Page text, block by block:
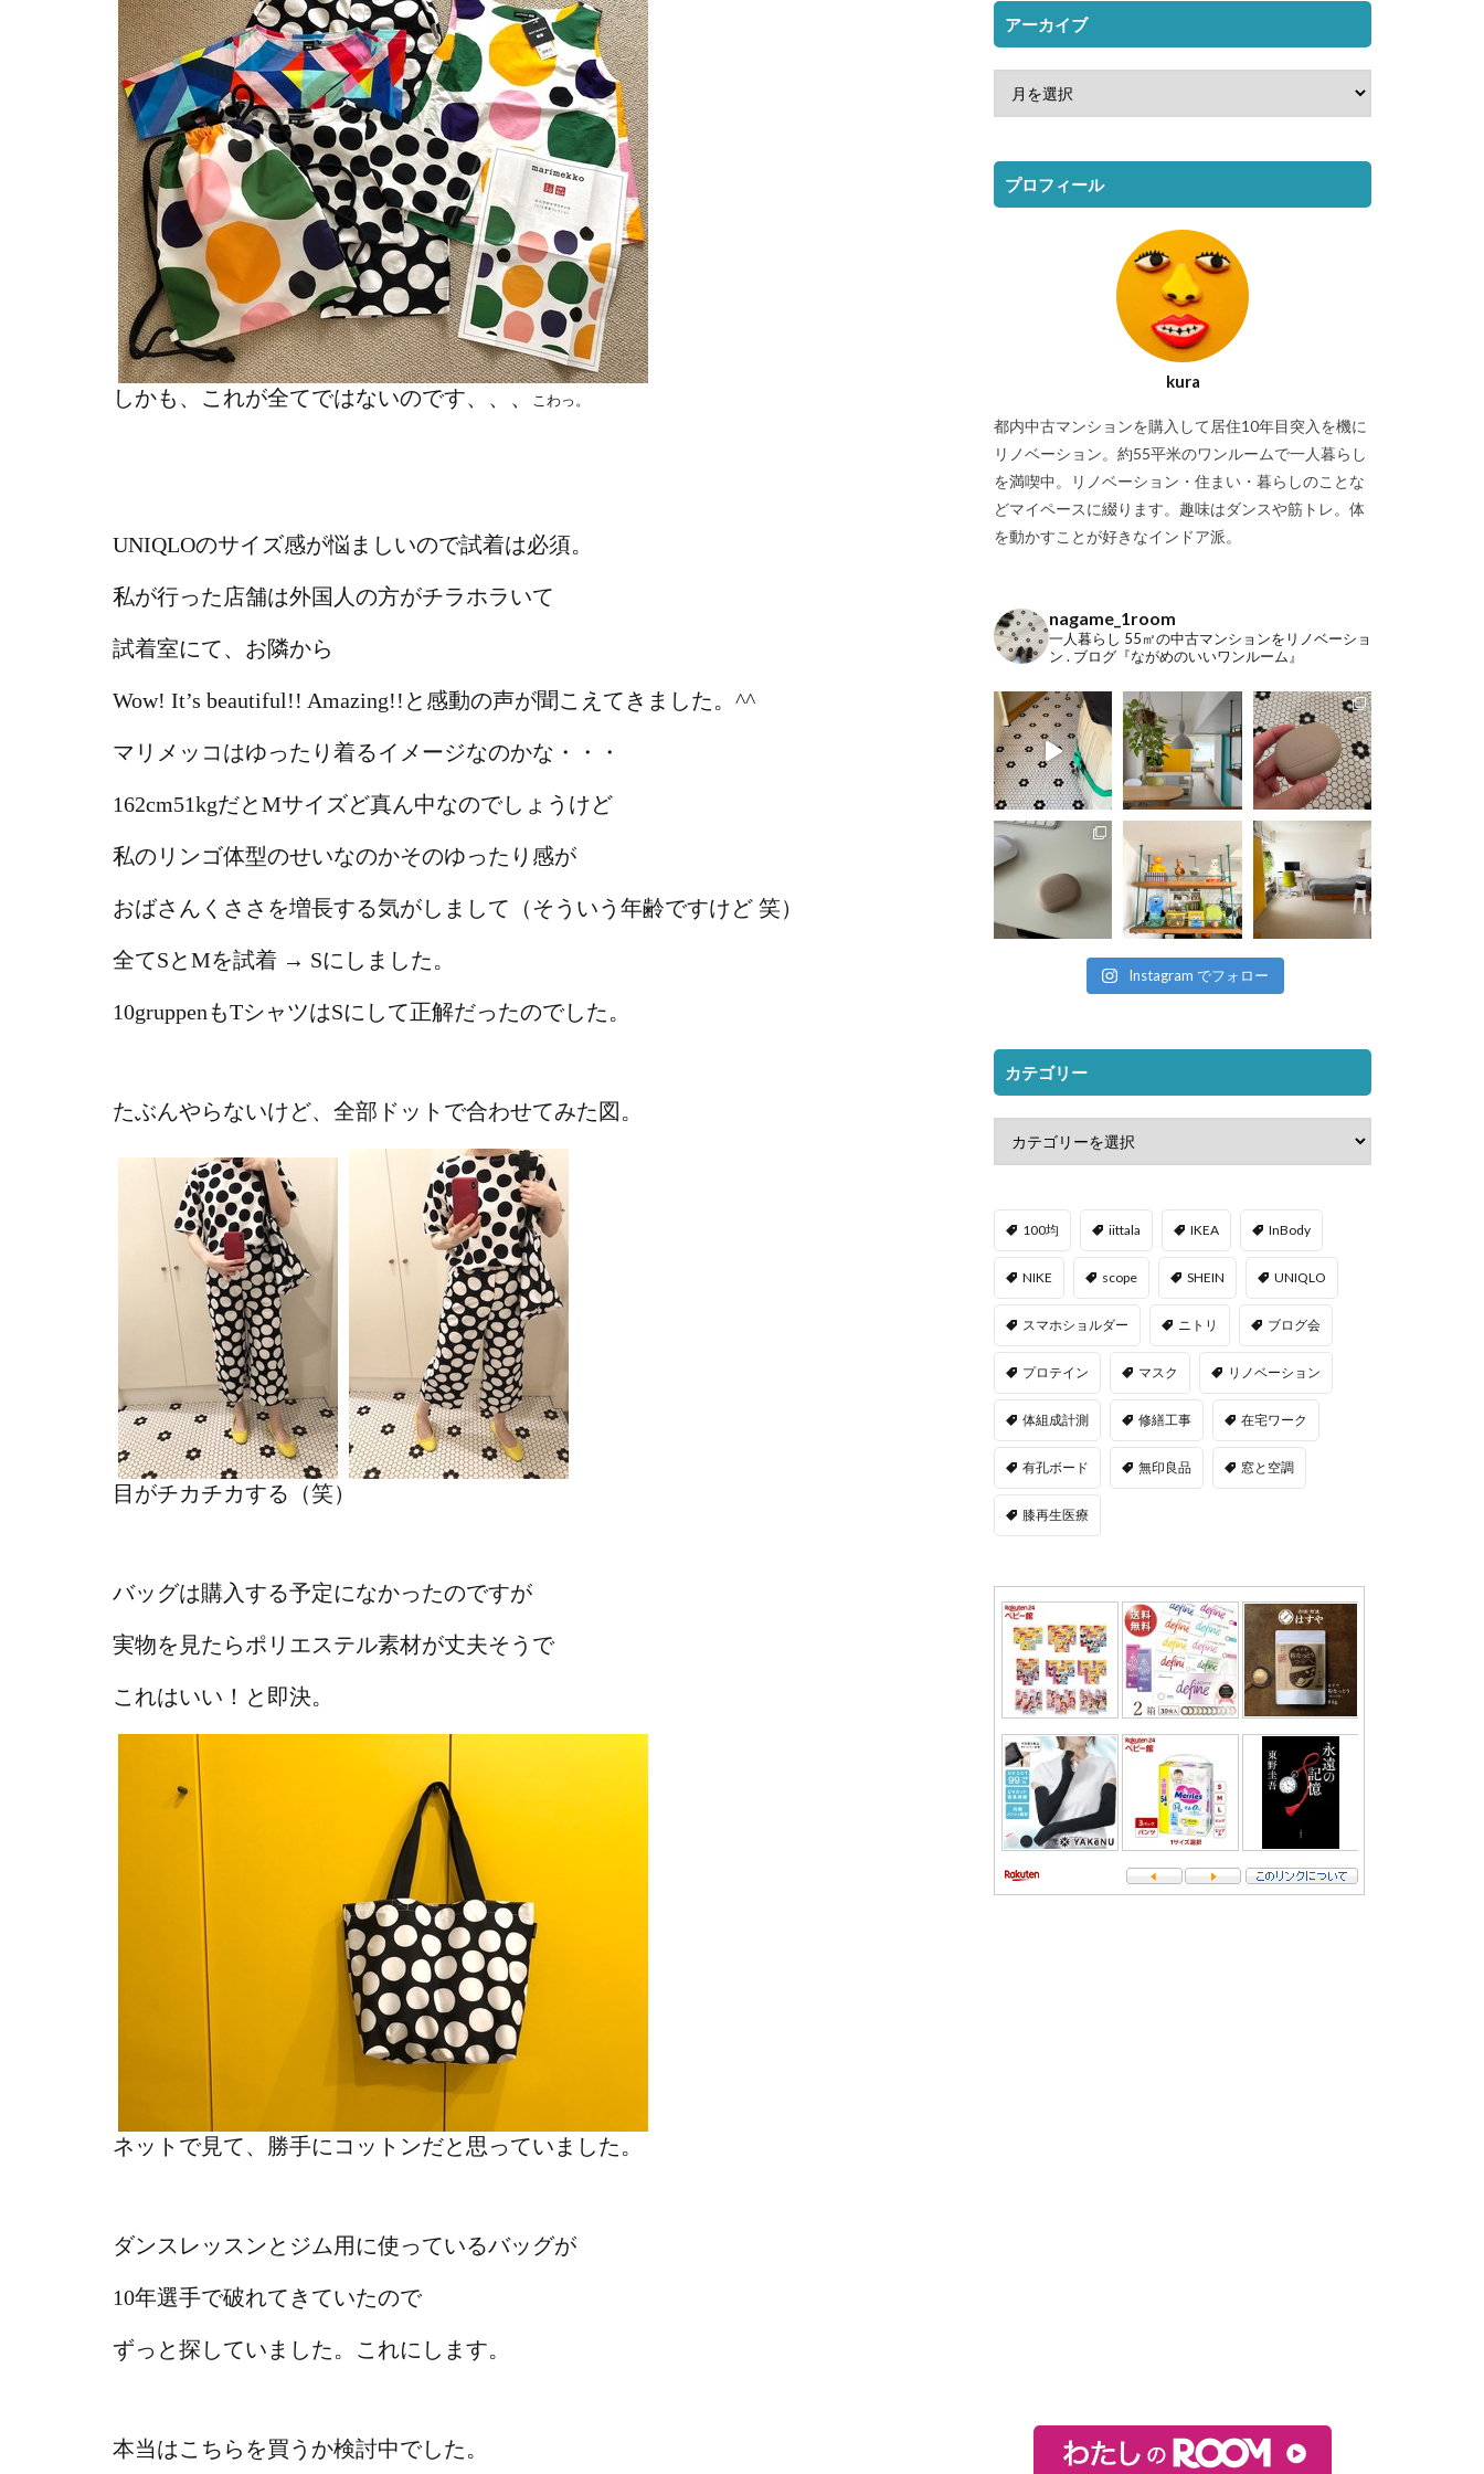
しかも、これが全てではないのです、、、 こわっ。
UNIQLOのサイズ感が悩ましいので試着は必須。
私が行った店舗は外国人の方がチラホラいて
試着室にて、お隣から
Wow! It’s beautiful!! Amazing!!と感動の声が聞こえてきました。^^
マリメッコはゆったり着るイメージなのかな・・・
162cm51kgだとMサイズど真ん中なのでしょうけど
私のリンゴ体型のせいなのかそのゆったり感が
おばさんくささを増長する気がしまして（そういう年齢ですけど 笑）
全てSとMを試着 → Sにしました。
10gruppenもTシャツはSにして正解だったのでした。
たぶんやらないけど、全部ドットで合わせてみた図。
目がチカチカする（笑）
バッグは購入する予定になかったのですが
実物を見たらポリエステル素材が丈夫そうで
これはいい！と即決。
ネットで見て、勝手にコットンだと思っていました。
ダンスレッスンとジム用に使っているバッグが
10年選手で破れてきていたので
ずっと探していました。これにします。
本当はこちらを買うか検討中でした。
アーカイブ
プロフィール
kura
都内中古マンションを購入して居住10年目突入を機に
リノベーション。約55平米のワンルームで一人暮らし
を満喫中。リノベーション・住まい・暮らしのことな
どマイペースに綴ります。趣味はダンスや筋トレ。体
を動かすことが好きなインドア派。
nagame_1room
一人暮らし 55㎡の中古マンションをリノベーショ
ン . ブログ『ながめのいいワンルーム』
Instagram でフォロー
カテゴリー
100均 iittala IKEA InBody
NIKE scope SHEIN UNIQLO
スマホショルダー ニトリ ブログ会
プロテイン マスク リノベーション
体組成計測 修繕工事 在宅ワーク
有孔ボード 無印良品 窓と空調
膝再生医療